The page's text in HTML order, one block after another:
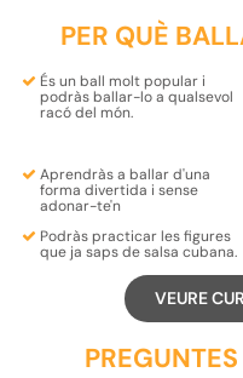
PER QUÈ
És un ball moltpopulari
podràsballar-loa qualsevol
racó del món.
Aprendràsa ballar d'una
forma divertida i sense
adonar-te'n
Podràspracticar les figures
que ja sapsde salsa cubana.
VEURE